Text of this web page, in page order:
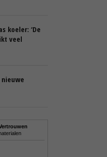
koeler: ‘De
veel